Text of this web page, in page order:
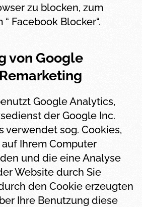
zu blocken, zum
Facebook Blocker“.
von Google
Google Analytics,
der Google Inc.
verwendet sog. Cookies,
Ihrem Computer
und die eine Analyse
Website durch Sie
den Cookie erzeugten
Ihre Benutzung diese